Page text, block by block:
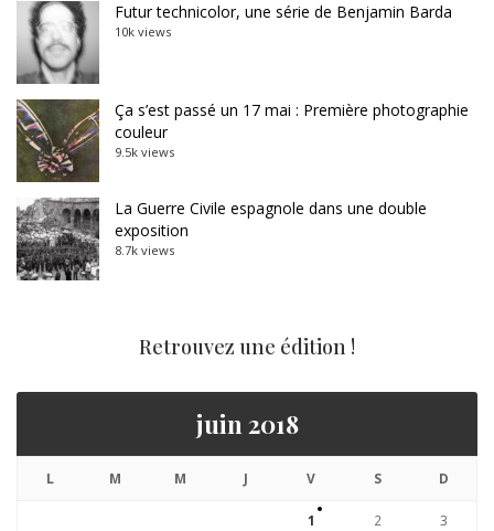
Futur technicolor, une série de Benjamin Barda
10k views
Ça s’est passé un 17 mai : Première photographie
couleur
9.5k views
La Guerre Civile espagnole dans une double
exposition
8.7k views
Retrouvez une édition !
juin 2018
L M M J V S D
1 2 3